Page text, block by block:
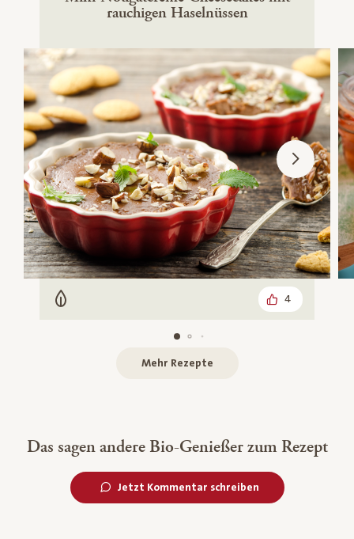
rauchigen Haselnüssen
Vegetarisch 4
Mehr Rezepte
Das sagen andere Bio-Genießer zum Rezept
Jetzt Kommentar schreiben